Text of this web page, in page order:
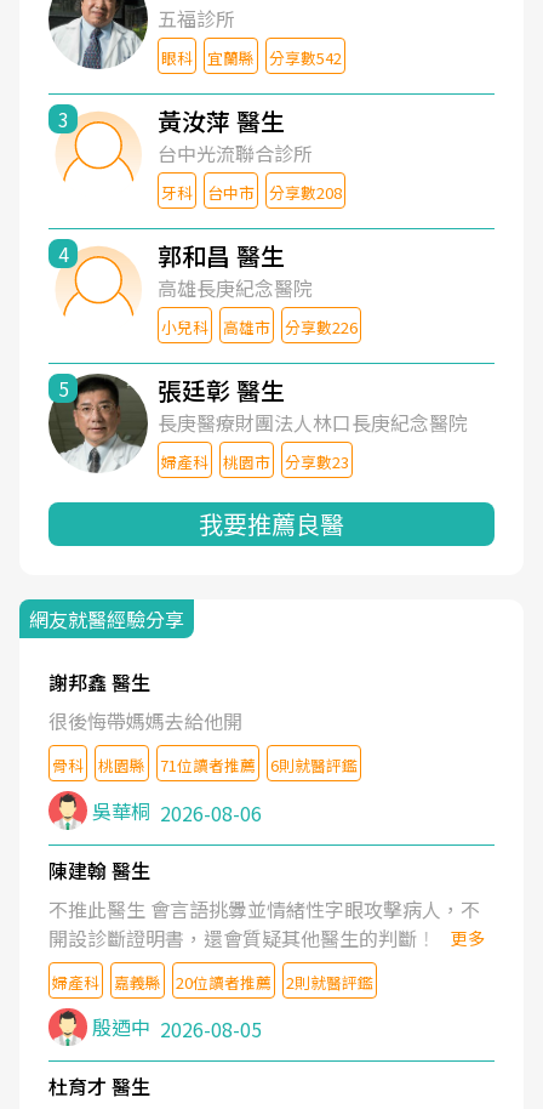
五福診所
眼科 宜蘭縣 分享數542
3 黃汝萍 醫生
台中光流聯合診所
牙科 台中市 分享數208
4 郭和昌 醫生
高雄長庚紀念醫院
小兒科 高雄市 分享數226
5 張廷彰 醫生
長庚醫療財團法人林口長庚紀念醫院
婦產科 桃園市 分享數23
我要推薦良醫
網友就醫經驗分享
謝邦鑫 醫生
很後悔帶媽媽去給他開
骨科 桃園縣 71位讀者推薦 6則就醫評鑑
吳華桐 2026-08-06
陳建翰 醫生
不推此醫生 會言語挑釁並情緒性字眼攻擊病人，不
開設診斷證明書，還會質疑其他醫生的判斷！
更多
婦產科 嘉義縣 20位讀者推薦 2則就醫評鑑
殷迺中 2026-08-05
杜育才 醫生